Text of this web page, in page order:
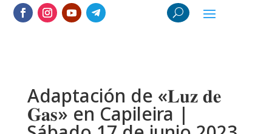
Adaptación de «𝐋𝐮𝐳 𝐝𝐞
𝐆𝐚𝐬» en Capileira |